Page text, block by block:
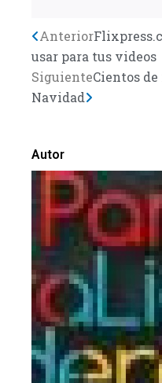
Previo
Anterior
usar para tus videos
SiguienteCientos
Navidad
Next
Autor